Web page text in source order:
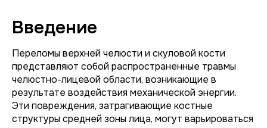
Введение
Переломы верхней челюсти и скуловой кости
представляют собой распространенные травмы
челюстно-лицевой области, возникающие в
результате воздействия механической энергии.
Эти повреждения, затрагивающие костные
структуры средней зоны лица, могут варьироваться